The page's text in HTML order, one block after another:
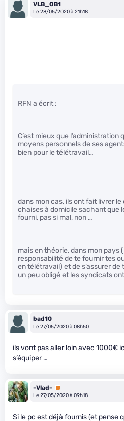
VLB_OB1
Le 28/05/2020 à 21h18
RFN a écrit :
C’est mieux que l’administration
moyens personnels de ses
bien pour le télétravail…
dans mon cas, ils ont fait livrer
chaises à domicile sachant que
fourni, pas si mal, non …
mais en théorie, dans mon pays
responsabilité de te fournir tes
en télétravail) et de s’assurer
un peu obligé et les syndicats
bad10
Le 27/05/2020 à 08h50
ils vont pas aller loin avec 1000€
s’équiper …
-Vlad-
Premium
Le 27/05/2020 à 09h18
Si le pc est déjà fournis (et pense